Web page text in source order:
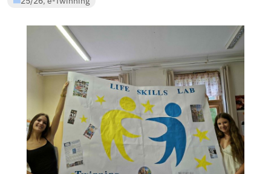
eTwinning project – to
25/26,e-Twinning